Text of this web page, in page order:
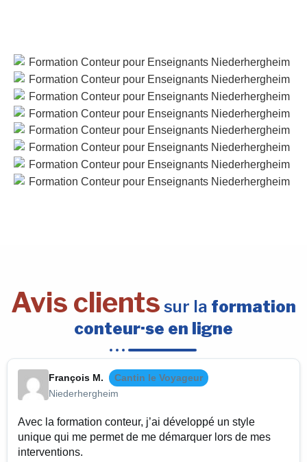
Avis clients sur la formation
conteur·se en ligne
François M.
Cantin le Voyageur
Niederhergheim
Avec la formation conteur, j’ai développé un style
unique qui me permet de me démarquer lors de mes
interventions.